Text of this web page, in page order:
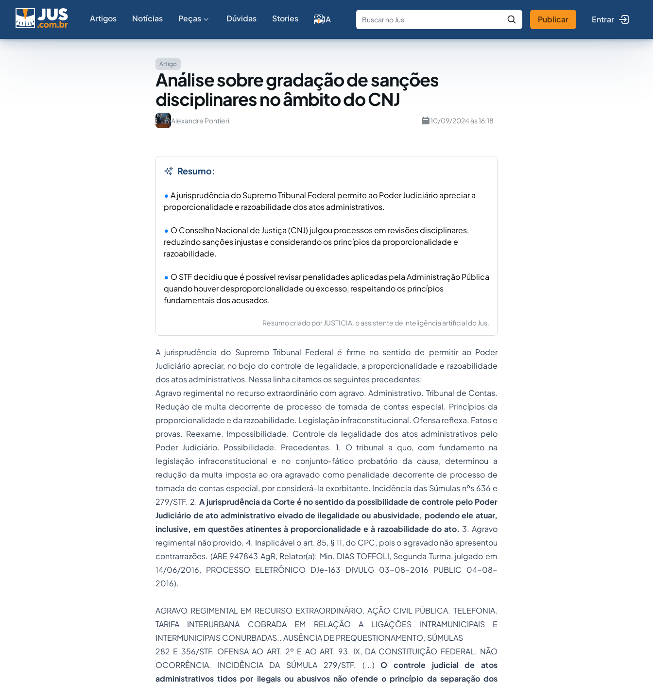
Artigos Notícias Peças Dúvidas Stories IA
Fale com a IA Buscar no Jus
Publicar Entrar
Artigo
Análise sobre gradação de sanções
disciplinares no âmbito do CNJ
Alexandre Pontieri 10/09/2024 às 16:18
Resumo:
A jurisprudência do Supremo Tribunal Federal permite ao Poder Judiciário apreciar a
proporcionalidade e razoabilidade dos atos administrativos.
O Conselho Nacional de Justiça (CNJ) julgou processos em revisões disciplinares,
reduzindo sanções injustas e considerando os princípios da proporcionalidade e
razoabilidade.
O STF decidiu que é possível revisar penalidades aplicadas pela Administração Pública
quando houver desproporcionalidade ou excesso, respeitando os princípios
fundamentais dos acusados.
Resumo criado por JUSTICIA, o assistente de inteligência artificial do Jus.
A jurisprudência do Supremo Tribunal Federal é firme no sentido de permitir ao Poder
Judiciário apreciar, no bojo do controle de legalidade, a proporcionalidade e razoabilidade
dos atos administrativos. Nessa linha citamos os seguintes precedentes:
Agravo regimental no recurso extraordinário com agravo. Administrativo. Tribunal de Contas.
Redução de multa decorrente de processo de tomada de contas especial. Princípios da
proporcionalidade e da razoabilidade. Legislação infraconstitucional. Ofensa reflexa. Fatos e
provas. Reexame. Impossibilidade. Controle da legalidade dos atos administrativos pelo
Poder Judiciário. Possibilidade. Precedentes. 1. O tribunal a quo, com fundamento na
legislação infraconstitucional e no conjunto-fático probatório da causa, determinou a
redução da multa imposta ao ora agravado como penalidade decorrente de processo de
tomada de contas especial, por considerá-la exorbitante. Incidência das Súmulas nºs 636 e
279/STF. 2. A jurisprudência da Corte é no sentido da possibilidade de controle pelo Poder
Judiciário de ato administrativo eivado de ilegalidade ou abusividade, podendo ele atuar,
inclusive, em questões atinentes à proporcionalidade e à razoabilidade do ato. 3. Agravo
regimental não provido. 4. Inaplicável o art. 85, § 11, do CPC, pois o agravado não apresentou
contrarrazões. (ARE 947843 AgR, Relator(a): Min. DIAS TOFFOLI, Segunda Turma, julgado em
14/06/2016, PROCESSO ELETRÔNICO DJe-163 DIVULG 03-08-2016 PUBLIC 04-08-
2016).
AGRAVO REGIMENTAL EM RECURSO EXTRAORDINÁRIO. AÇÃO CIVIL PÚBLICA. TELEFONIA.
TARIFA INTERURBANA COBRADA EM RELAÇÃO A LIGAÇÕES INTRAMUNICIPAIS E
INTERMUNICIPAIS CONURBADAS.. AUSÊNCIA DE PREQUESTIONAMENTO. SÚMULAS
282 E 356/STF. OFENSA AO ART. 2º E AO ART. 93, IX, DA CONSTITUIÇÃO FEDERAL. NÃO
OCORRÊNCIA. INCIDÊNCIA DA SÚMULA 279/STF. (...)O controle judicial de atos
administrativos tidos por ilegais ou abusivos não ofende o princípio da separação dos